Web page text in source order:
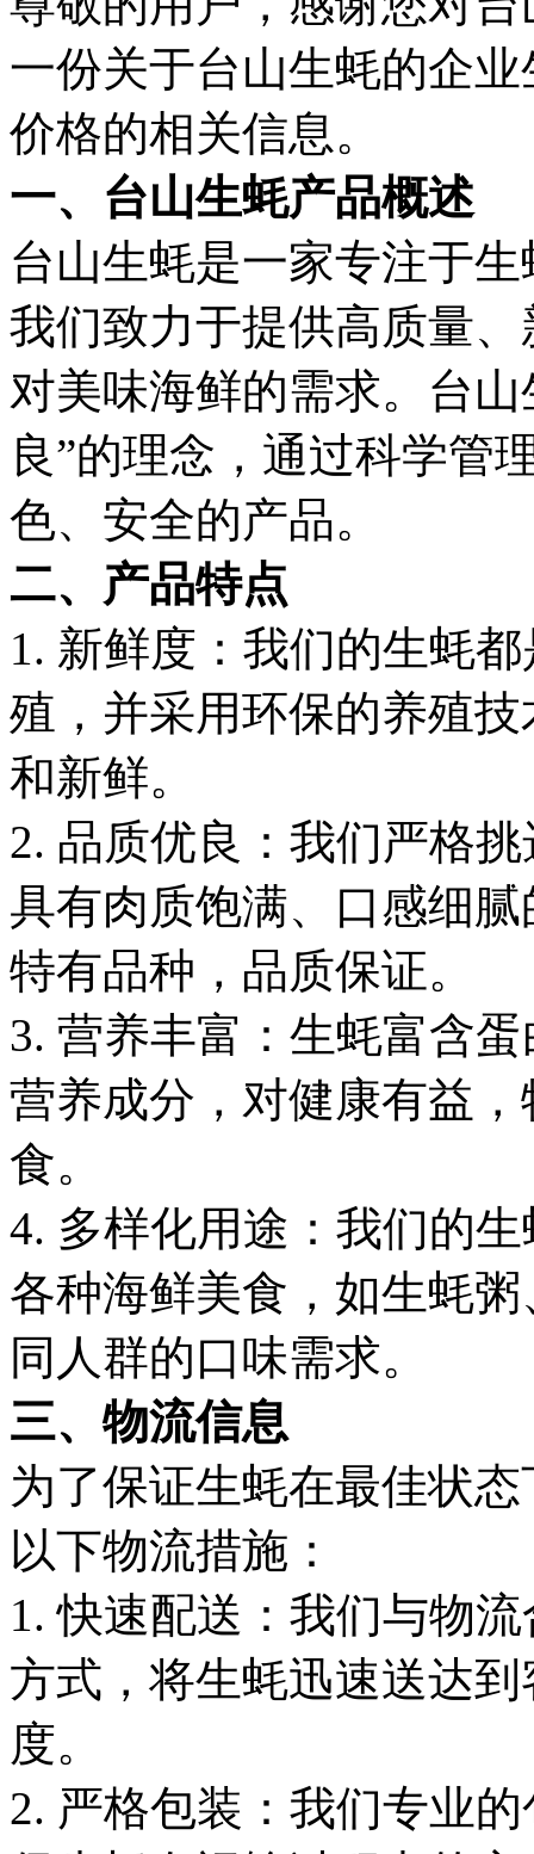
一份关于台山生蚝的企
价格的相关信息。
一、台山生蚝产品概述
台山生蚝是一家专注于
我们致力于提供高质量
对美味海鲜的需求。台
良”的理念，通过科学管
色、安全的产品。
二、产品特点
1. 新鲜度：我们的生蚝
殖，并采用环保的养殖
和新鲜。
2. 品质优良：我们严格
具有肉质饱满、口感细
特有品种，品质保证。
3. 营养丰富：生蚝富含
营养成分，对健康有益
食。
4. 多样化用途：我们的
各种海鲜美食，如生蚝
同人群的口味需求。
三、物流信息
为了保证生蚝在最佳状
以下物流措施：
1. 快速配送：我们与物
方式，将生蚝迅速送达
度。
2. 严格包装：我们专业